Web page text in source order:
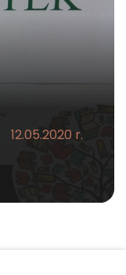
12.05.2020 r.